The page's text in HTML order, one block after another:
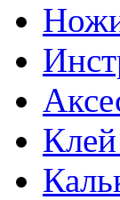
Клей